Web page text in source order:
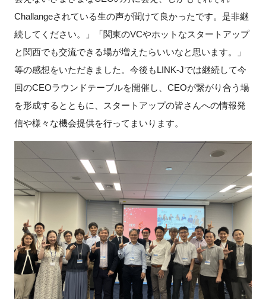
Challangeされている生の声が聞けて良かったです。是非継
続してください。」「関東のVCやホットなスタートアップ
と関西でも交流できる場が増えたらいいなと思います。」
等の感想をいただきました。今後もLINK-Jでは継続して今
回のCEOラウンドテーブルを開催し、 CEOが繋がり合う場
を形成するとともに、スタートアップの皆さんへの情報発
信や様々な機会提供を行ってまいります。